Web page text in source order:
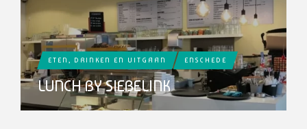
ETEN, DRINKEN EN UITGAAN ENSCHEDE
LUNCH BY SIEBELINK